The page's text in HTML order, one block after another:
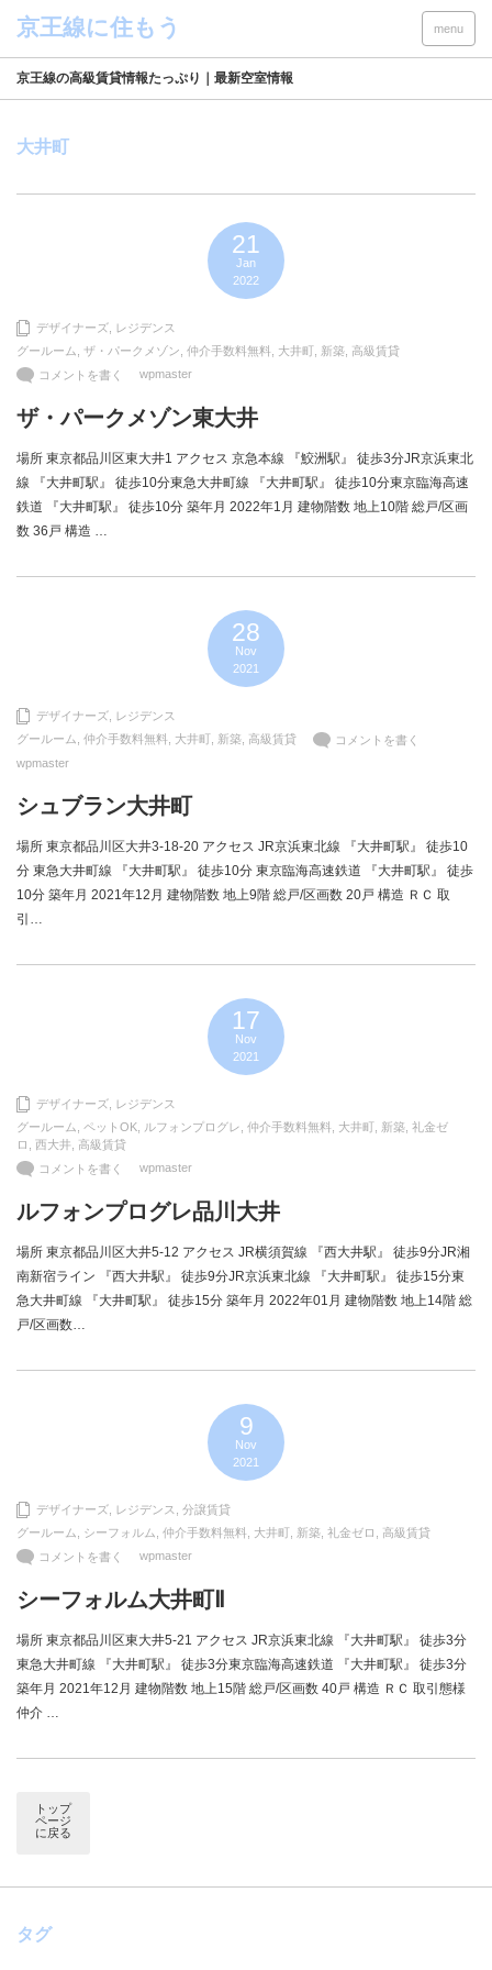
menu
京王線の高級賃貸情報たっぷり｜最新空室情報
大井町
21
Jan
2022
デザイナーズ レジデンス
グールーム
ザ・パークメゾン 仲介手数料無料 大井町 新築 高級賃貸
コメントを書く
wpmaster
ザ・パークメゾン東大井
場所 東京都品川区東大井1 アクセス 京急本線 『鮫洲駅』 徒歩3分JR京浜東北
線 『大井町駅』 徒歩10分東急大井町線 『大井町駅』 徒歩10分東京臨海高速
鉄道 『大井町駅』 徒歩10分 築年月 2022年1月 建物階数 地上10階 総戸/区画
数 36戸 構造 …
28
Nov
2021
デザイナーズ レジデンス
グールーム
仲介手数料無料 大井町 新築 高級賃貸
コメントを書く
wpmaster
シュブラン大井町
場所 東京都品川区大井3-18-20 アクセス JR京浜東北線 『大井町駅』 徒歩10
分 東急大井町線 『大井町駅』 徒歩10分 東京臨海高速鉄道 『大井町駅』 徒歩
10分 築年月 2021年12月 建物階数 地上9階 総戸/区画数 20戸 構造 ＲＣ 取
引…
17
Nov
2021
デザイナーズ レジデンス
グールーム
ペットOK ルフォンプログレ 仲介手数料無料 大井町 新築 礼金ゼ
ロ
西大井
高級賃貸
コメントを書く
wpmaster
ルフォンプログレ品川大井
場所 東京都品川区大井5-12 アクセス JR横須賀線 『西大井駅』 徒歩9分JR湘
南新宿ライン 『西大井駅』 徒歩9分JR京浜東北線 『大井町駅』 徒歩15分東
急大井町線 『大井町駅』 徒歩15分 築年月 2022年01月 建物階数 地上14階 総
戸/区画数…
9
Nov
2021
デザイナーズ レジデンス
分譲賃貸
グールーム
シーフォルム 仲介手数料無料 大井町 新築 礼金ゼロ
高級賃貸
コメントを書く
wpmaster
シーフォルム大井町Ⅱ
場所 東京都品川区東大井5-21 アクセス JR京浜東北線 『大井町駅』 徒歩3分
東急大井町線 『大井町駅』 徒歩3分東京臨海高速鉄道 『大井町駅』 徒歩3分
築年月 2021年12月 建物階数 地上15階 総戸/区画数 40戸 構造 ＲＣ 取引態様
仲介 …
トップ
ページ
に戻る
タグ